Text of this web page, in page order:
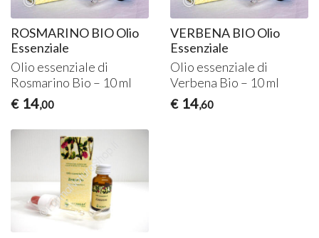
ROSMARINO BIO Olio
Essenziale
Olio essenziale di
Rosmarino Bio – 10 ml
€ 14,00
VERBENA BIO Olio
Essenziale
Olio essenziale di
Verbena Bio – 10 ml
€ 14,60